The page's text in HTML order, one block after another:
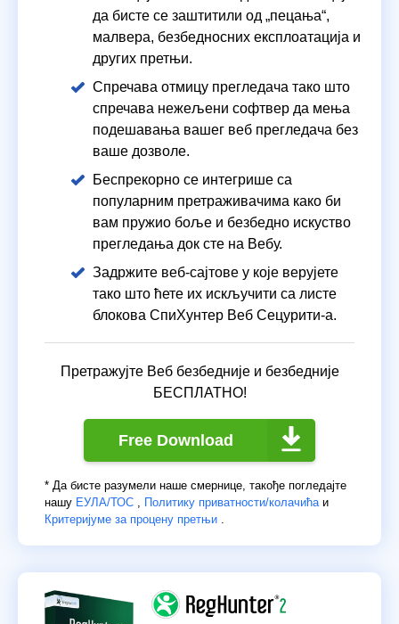
да бисте се заштитили од „пецања“,
малвера, безбедносних експлоатација и
других претњи.
Спречава отмицу прегледача тако што
спречава нежељени софтвер да мења
подешавања вашег веб прегледача без
ваше дозволе.
Беспрекорно се интегрише са
популарним претраживачима како би
вам пружио боље и безбедно искуство
прегледања док сте на Вебу.
Задржите веб-сајтове у које верујете
тако што ћете их искључити са листе
блокова СпиХунтер Веб Сецурити-а.
Претражујте Веб безбедније и безбедније
БЕСПЛАТНО!
Free Download
* Да бисте разумели наше смернице, такође погледајте
нашу ЕУЛА/ТОС Политику приватности/колачића и
Критеријуме за процену претњи